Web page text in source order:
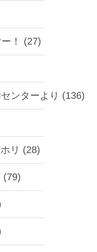
！ (27)
ンターより (136)
リ (28)
(79)